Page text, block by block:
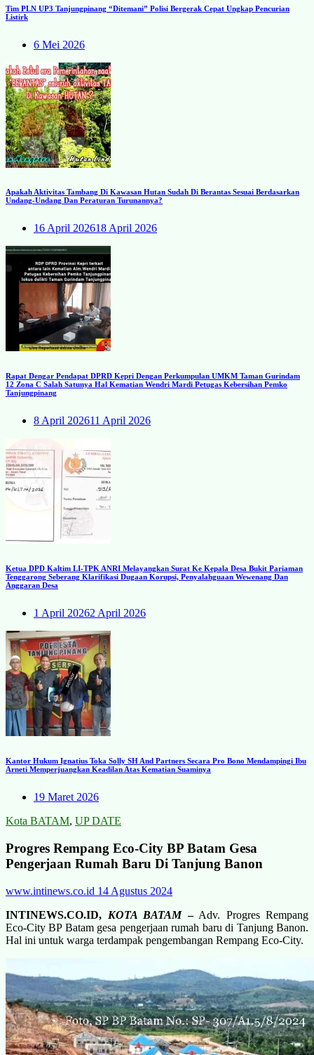
Tim PLN UP3 Tanjungpinang “Ditemani” Polisi Bergerak Cepat Ungkap Pencurian
Listirk
6 Mei 2026
Apakah Aktivitas Tambang Di Kawasan Hutan Sudah Di Berantas Sesuai Berdasarkan
Undang-Undang Dan Peraturan Turunannya?
16 April 202618 April 2026
Rapat Dengar Pendapat DPRD Kepri Dengan Perkumpulan UMKM Taman Gurindam
12 Zona C Salah Satunya Hal Kematian Wendri Mardi Petugas Kebersihan Pemko
Tanjungpinang
8 April 202611 April 2026
Ketua DPD Kaltim LI-TPK ANRI Melayangkan Surat Ke Kepala Desa Bukit Pariaman
Tenggarong Seberang Klarifikasi Dugaan Korupsi, Penyalahguaan Wewenang Dan
Anggaran Desa
1 April 20262 April 2026
Kantor Hukum Ignatius Toka Solly SH And Partners Secara Pro Bono Mendampingi Ibu
Arneti Memperjuangkan Keadilan Atas Kematian Suaminya
19 Maret 2026
Kota BATAM, UP DATE
Progres Rempang Eco-City BP Batam Gesa
Pengerjaan Rumah Baru Di Tanjung Banon
www.intinews.co.id 14 Agustus 2024
INTINEWS.CO.ID, KOTA BATAM–Adv. Progres Rempang
Eco-City BP Batam gesa pengerjaan rumah baru di Tanjung Banon.
Hal ini untuk warga terdampak pengembangan Rempang Eco-City.